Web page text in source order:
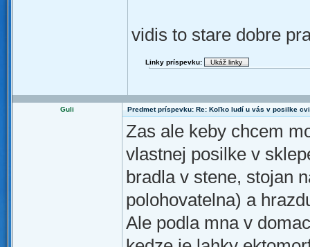
vidis to stare dobre
Linky príspevku:
Guli Predmet príspevku: Re: Koľko ludí u vás v posilke
Zas ale keby chcem
vlastnej posilke v
bradla v stene, stojan
polohovatelna) a
Ale podla mna v